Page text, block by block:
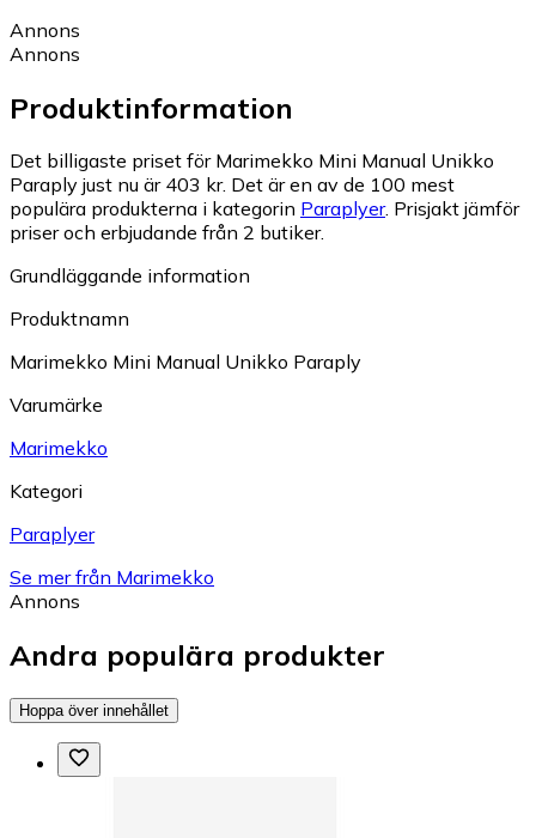
Annons
Annons
Produktinformation
Det billigaste priset för Marimekko Mini Manual Unikko
Paraply just nu är 403 kr. Det är en av de 100 mest
populära produkterna i kategorin Paraplyer. Prisjakt jämför
priser och erbjudande från 2 butiker.
Grundläggande information
Produktnamn
Marimekko Mini Manual Unikko Paraply
Varumärke
Marimekko
Kategori
Paraplyer
Se mer från Marimekko
Annons
Andra populära produkter
Hoppa över innehållet